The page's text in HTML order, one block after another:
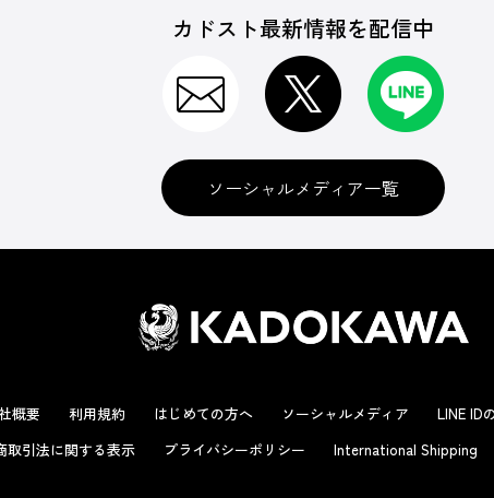
カドスト最新情報を配信中
ソーシャルメディア一覧
概要 利用規約 はじめての方へ ソーシャルメディア LINE ID
取引法に関する表示
プライバシーポリシー International Shipping